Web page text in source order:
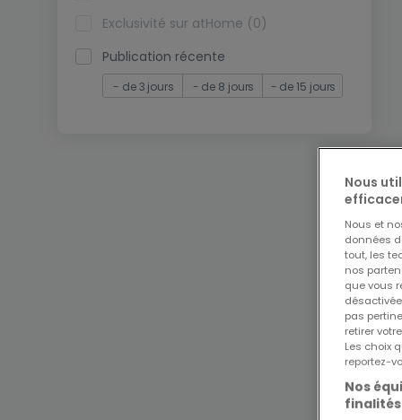
Exclusivité sur atHome (0)
Publication récente
- de 3 jours - de 8 jours - de 15 jours
Nous
Nous et
données
tout, les
nos
que vous
pas
retirer
Les choix
reportez-
Nos